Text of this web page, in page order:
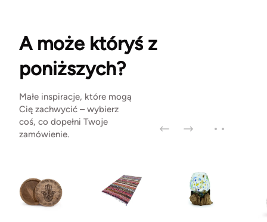
A może któryś z
poniższych?
Małe inspiracje, które mogą
Cię zachwycić – wybierz
coś, co dopełni Twoje
zamówienie.